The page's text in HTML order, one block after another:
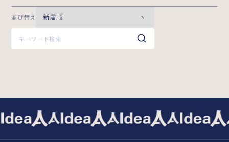
Company
基本情報
並び替え